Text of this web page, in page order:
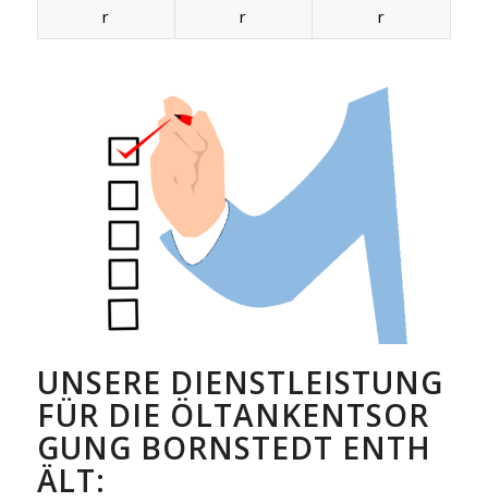
r
r
r
UNSERE DIENSTLEISTUNG
FÜR DIE ÖLTANKENTSOR
GUNG BORNSTEDT ENTH
ÄLT: